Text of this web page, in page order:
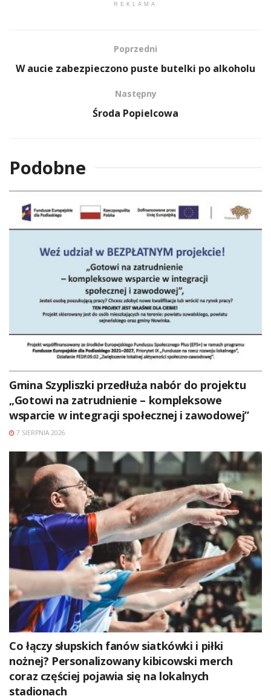
REKLAMA
Poprzedni
W aucie zabezpieczono puste butelki po alkoholu
Następny
Środa Popielcowa
Podobne
Gmina Szypliszki przedłuża nabór do projektu
„Gotowi na zatrudnienie – kompleksowe
wsparcie w integracji społecznej i zawodowej”
7 SIERPNIA 2026
Co łączy słupskich fanów siatkówki i piłki
nożnej? Personalizowany kibicowski merch
coraz częściej pojawia się na lokalnych
stadionach